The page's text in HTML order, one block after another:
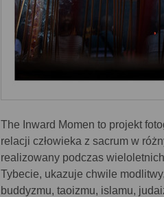
The Inward Momen to projekt
relacji człowieka z sacrum w
realizowany podczas
Tybecie, ukazuje chwile
buddyzmu, taoizmu, islamu,